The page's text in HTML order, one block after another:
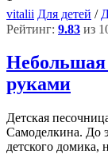
vitalii Для детей /
Рейтинг: 9.83 из
Небольшая
руками
Детская
Самоделкина. До
детского домика,